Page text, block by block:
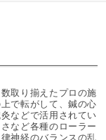
取り揃えたプロの施
で転がして、鍼の心
などで活用されてい
など各種のローラー
神経のバランスの乱